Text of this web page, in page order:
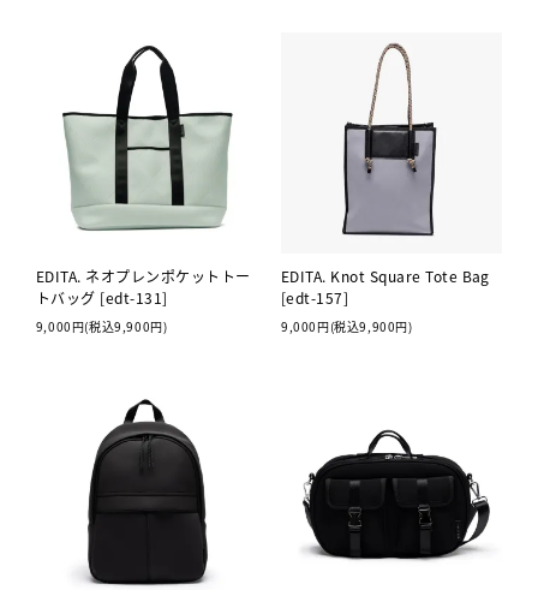
EDITA. ネオプレンポケットトー
トバッグ [edt-131]
9,000円(税込9,900円)
EDITA. Knot Square Tote Bag
[edt-157]
9,000円(税込9,900円)